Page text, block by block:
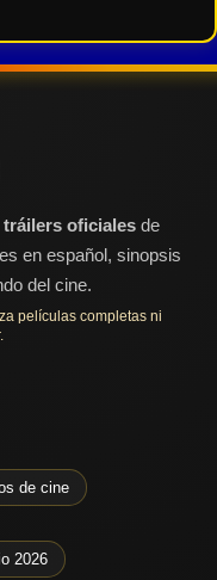
tráilers oficiales de
en español, sinopsis
del cine.
películas completas ni
de cine
2026